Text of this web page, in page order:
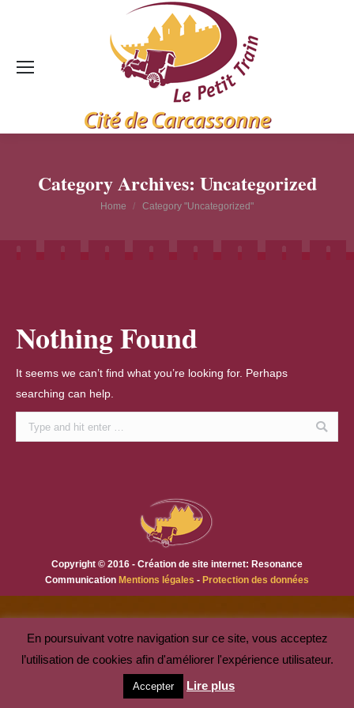
Category Archives: Uncategorized
You are here:
Home Category "Uncategorized"
Nothing Found
It seems we can’t find what you’re looking for. Perhaps
searching can help.
Search:
Copyright © 2016 - Création de site internet: Resonance
Communication Mentions légales - Protection des données
En poursuivant votre navigation sur ce site, vous acceptez
l’utilisation de cookies afin d'améliorer l'expérience utilisateur.
Accepter Lire plus